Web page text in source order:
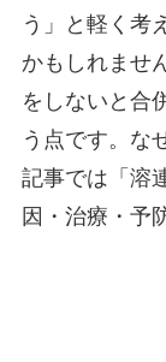
う」と軽く考
かもしれませ
をしないと合
う点です。な
記事では「溶
因・治療・予